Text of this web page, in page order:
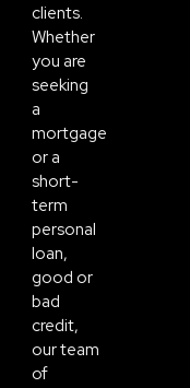
clients.
Whether
you are
seeking
a
mortgage
or a
short-
term
personal
loan,
good or
bad
credit,
our team
of